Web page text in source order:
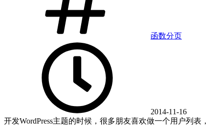
函数分页
2014-11-16
开发WordPress主题的时候，很多朋友喜欢做一个用户列表，